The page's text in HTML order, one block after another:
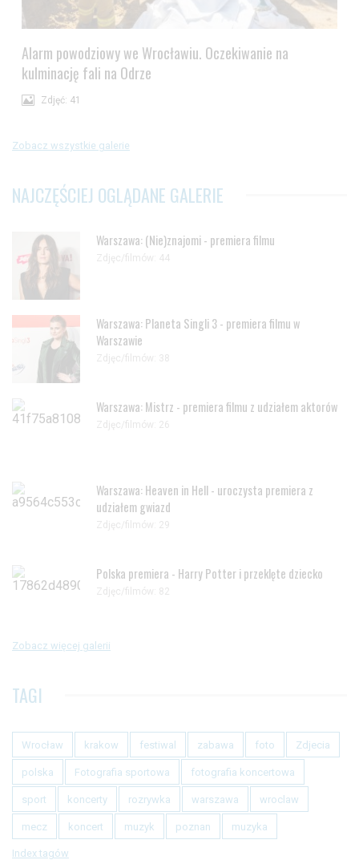
Alarm powodziowy we Wrocławiu. Oczekiwanie na
kulminację fali na Odrze
Zdjęć: 41
Zobacz wszystkie galerie
NAJCZĘŚCIEJ OGLĄDANE GALERIE
Warszawa: (Nie)znajomi - premiera filmu
Zdjęc/filmów: 44
Warszawa: Planeta Singli 3 - premiera filmu w
Warszawie
Zdjęc/filmów: 38
Warszawa: Mistrz - premiera filmu z udziałem aktorów
Zdjęc/filmów: 26
Warszawa: Heaven in Hell - uroczysta premiera z
udziałem gwiazd
Zdjęc/filmów: 29
Polska premiera - Harry Potter i przeklęte dziecko
Zdjęc/filmów: 82
Zobacz więcej galerii
TAGI
Wrocław krakow festiwal zabawa foto Zdjecia
polska Fotografia sportowa fotografia koncertowa
sport koncerty rozrywka warszawa wroclaw
mecz koncert muzyk poznan muzyka
Index tagów